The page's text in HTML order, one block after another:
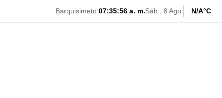
Barquisimeto:07:35:58 a. m.Sáb., 8 Ago. N/A°C